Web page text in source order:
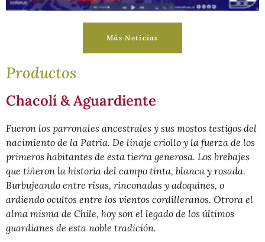
Más Noticias
Productos
Chacolí & Aguardiente
Fueron los parronales ancestrales y sus mostos testigos del
nacimiento de la Patria. De linaje criollo y la fuerza de los
primeros habitantes de esta tierra generosa. Los brebajes
que tiñeron la historia del campo tinta, blanca y rosada.
Burbujeando entre risas, rinconadas y adoquines, o
ardiendo ocultos entre los vientos cordilleranos. Otrora el
alma misma de Chile, hoy son el legado de los últimos
guardianes de esta noble tradición.